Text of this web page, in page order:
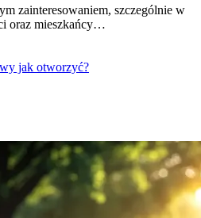
zainteresowaniem, szczególnie w
oraz mieszkańcy…
jak otworzyć?